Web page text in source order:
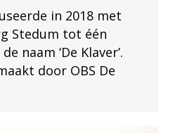
in 2018 met
Stedum tot één
naam ‘De Klaver’.
door OBS De